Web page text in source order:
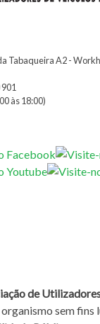
Tabaqueira A2 -
às 18:00)
de
organismo sem fins